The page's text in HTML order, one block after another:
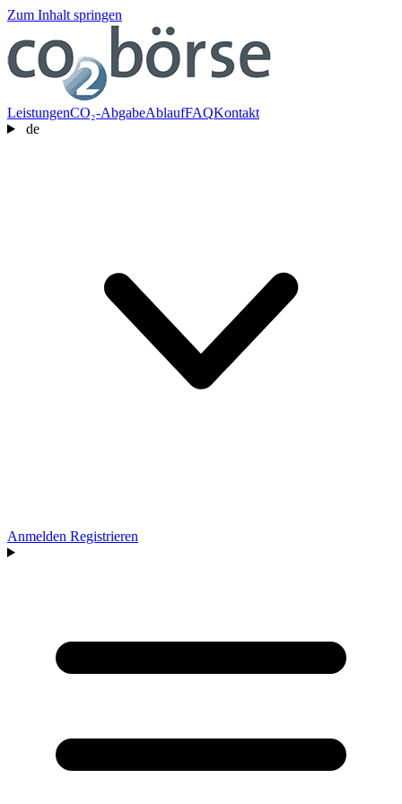
Zum Inhalt springen
LeistungenCO₂-AbgabeAblaufFAQKontakt
de
Anmelden Registrieren